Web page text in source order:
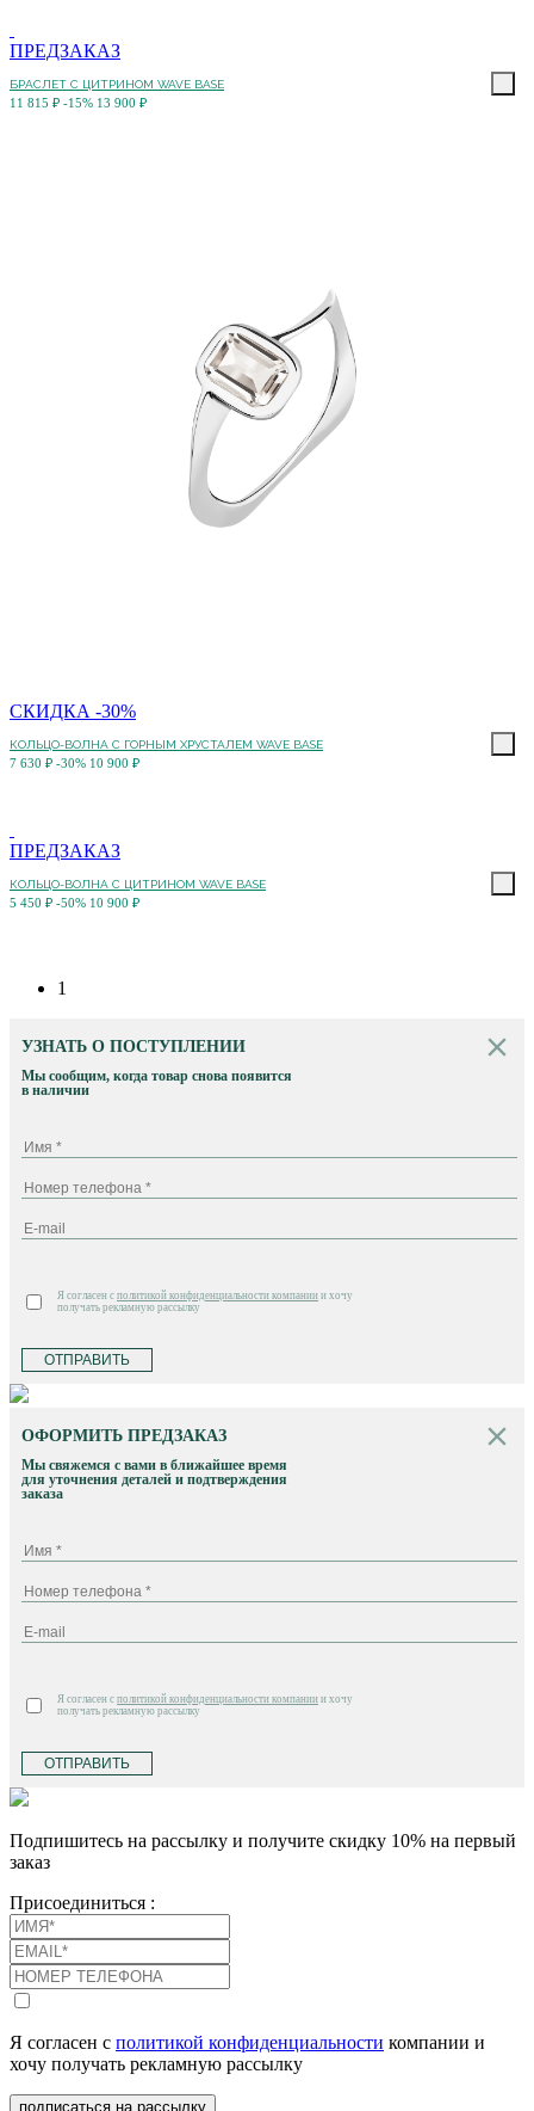
ПРЕДЗАКАЗ
БРАСЛЕТ С ЦИТРИНОМ WAVE BASE
11 815 ₽ -15% 13 900 ₽
СКИДКА -30%
КОЛЬЦО-ВОЛНА С ГОРНЫМ ХРУСТАЛЕМ WAVE BASE
7 630 ₽ -30% 10 900 ₽
ПРЕДЗАКАЗ
КОЛЬЦО-ВОЛНА С ЦИТРИНОМ WAVE BASE
5 450 ₽ -50% 10 900 ₽
1
УЗНАТЬ О ПОСТУПЛЕНИИ
Мы сообщим, когда товар снова появится
в наличии
Я согласен с политикой конфиденциальности компании и хочу
получать рекламную рассылку
ОТПРАВИТЬ
ОФОРМИТЬ ПРЕДЗАКАЗ
Мы свяжемся с вами в ближайшее время
для уточнения деталей и подтверждения
заказа
Я согласен с политикой конфиденциальности компании и хочу
получать рекламную рассылку
ОТПРАВИТЬ
Подпишитесь на рассылку и получите скидку 10% на первый
заказ
Присоединиться :
Я согласен с политикой конфиденциальности компании и
хочу получать рекламную рассылку
подписаться на рассылку